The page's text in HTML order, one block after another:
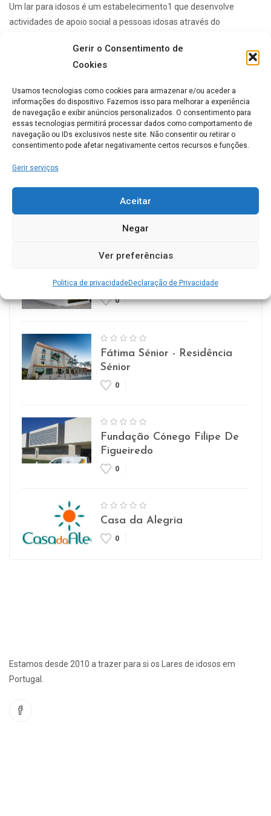
Gerir o Consentimento de
Cookies
Usamos tecnologias como cookies para armazenar e/ou aceder a
informações do dispositivo. Fazemos isso para melhorar a experiência
de navegação e exibir anúncios personalizados. O consentimento para
essas tecnologias permitirá processar dados como comportamento de
navegação ou IDs exclusivos neste site. Não consentir ou retirar o
consentimento pode afetar negativamente certos recursos e funções.
Gerir serviços
Aceitar
Negar
Ver preferências
Politica de privacidadeDeclaração de Privacidade
Um lar para idosos é um estabelecimento1 que desenvolve
actividades de apoio social a pessoas idosas através do
Lares de idosos mais Populares
ERPI Horizonte Ternura
0
Casa de Repouso Chalet
Rosmaninho
Lar Imaculada Conceição
0
Fátima Sénior - Residência
Sénior
0
Fundação Cónego Filipe De
Figueiredo
0
Casa da Alegria
0
Estamos desde 2010 a trazer para si os Lares de idosos em
Portugal.